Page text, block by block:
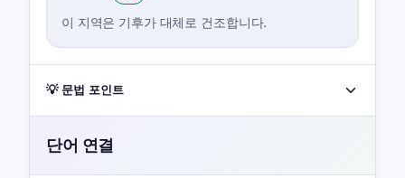
이 지역은 기후가 대체로 건조합니다.
💡 문법 포인트
단어 연결